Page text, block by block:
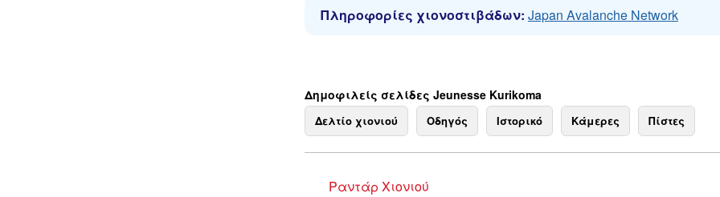
Πληροφορίες χιονοστιβάδων: Japan Avalanche Network
Δημοφιλείς σελίδες Jeunesse Kurikoma
Δελτίο χιονιού Οδηγός Ιστορικό Κάμερες Πίστες
Ραντάρ Χιονιού